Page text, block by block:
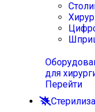
для
Перейти